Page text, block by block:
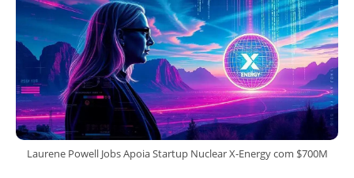
Laurene Powell Jobs Apoia Startup Nuclear X-Energy com $700M